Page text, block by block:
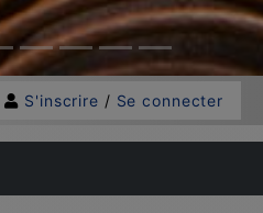
S'inscrire / Se connecter